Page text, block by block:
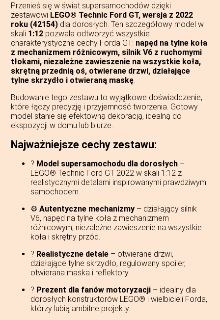
Przenieś się w świat supersamochodów dzięki
zestawowi LEGO® Technic Ford GT, wersja z 2022
roku (42154) dla dorosłych. Ten szczegółowy model w
skali 1:12 pozwala odtworzyć wszystkie
charakterystyczne cechy Forda GT: napęd na tylne koła
z mechanizmem różnicowym, silnik V6 z ruchomymi
tłokami, niezależne zawieszenie na wszystkie koła,
skrętną przednią oś, otwierane drzwi, działające
tylne skrzydło i otwieraną maskę.
Budowanie tego zestawu to wyjątkowe doświadczenie,
które łączy precyzję i przyjemność tworzenia. Gotowy
model stanie się efektowną dekoracją, idealną do
ekspozycji w domu lub biurze.
Najważniejsze cechy zestawu:
?️ Model supersamochodu dla dorosłych –
LEGO® Technic Ford GT 2022 w skali 1:12 z
realistycznymi detalami inspirowanymi prawdziwym
samochodem.
⚙️Autentyczne mechanizmy – działający silnik
V6, napęd na tylne koła z mechanizmem
różnicowym, niezależne zawieszenie na wszystkie
koła i skrętny przód.
? Realistyczne detale – otwierane drzwi,
działające tylne skrzydło, regulowany spoiler,
otwierana maska i reflektory.
? Prezent dla fanów motoryzacji – idealny dla
dorosłych konstruktorów LEGO® i wielbicieli Forda,
którzy lubią ambitne projekty.